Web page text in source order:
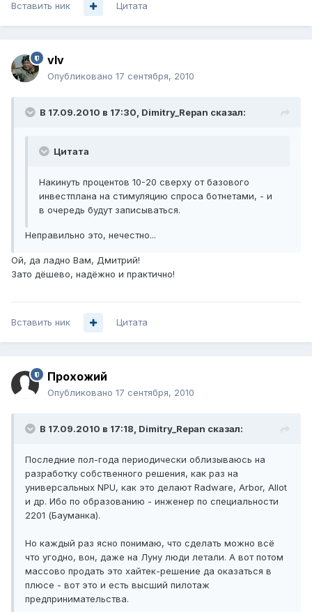
Вставить ник Цитата
vIv
Опубликовано 17 сентября, 2010
В 17.09.2010 в 17:30, Dimitry_Repan сказал:
Цитата
Накинуть процентов 10-20 сверху от базового
инвестплана на стимуляцию спроса ботнетами, - и
в очередь будут записываться.
Неправильно это, нечестно...
Ой, да ладно Вам, Дмитрий!
Зато дёшево, надёжно и практично!
Вставить ник Цитата
Прохожий
Опубликовано 17 сентября, 2010
В 17.09.2010 в 17:18, Dimitry_Repan сказал:
Последние пол-года периодически облизываюсь на
разработку собственного решения, как раз на
универсальных NPU, как это делают Radware, Arbor, Allot
и др. Ибо по образованию - инженер по специальности
2201 (Бауманка).
Но каждый раз ясно понимаю, что сделать можно всё
что угодно, вон, даже на Луну люди летали. А вот потом
массово продать это хайтек-решение да оказаться в
плюсе - вот это и есть высший пилотаж
предпринимательства.